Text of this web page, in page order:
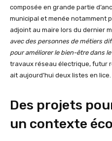
composée en grande partie
municipal et menée notamment
adjoint au maire lors du dernier
avec des personnes de métiers
pour améliorer le bien-être dans
travaux réseau électrique, futur
ait aujourd’hui deux listes en lice.
Des projets
un contexte